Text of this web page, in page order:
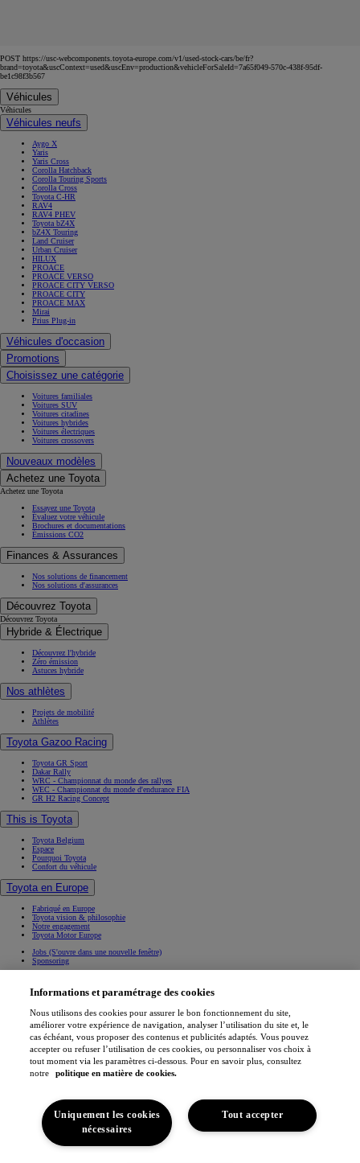
POST https://usc-webcomponents.toyota-europe.com/v1/used-stock-cars/be/fr?
brand=toyota&uscContext=used&uscEnv=production&vehicleForSaleId=7a65f049-570c-438f-95df-
be1c98f3b567
Véhicules
Véhicules
Véhicules neufs
Aygo X
Yaris
Yaris Cross
Corolla Hatchback
Corolla Touring Sports
Corolla Cross
Toyota C-HR
RAV4
RAV4 PHEV
Toyota bZ4X
bZ4X Touring
Land Cruiser
Urban Cruiser
HILUX
PROACE
PROACE VERSO
PROACE CITY VERSO
PROACE CITY
PROACE MAX
Mirai
Prius Plug-in
Véhicules d'occasion
Promotions
Choisissez une catégorie
Voitures familiales
Voitures SUV
Voitures citadines
Voitures hybrides
Voitures électriques
Voitures crossovers
Nouveaux modèles
Achetez une Toyota
Achetez une Toyota
Essayez une Toyota
Évaluez votre véhicule
Brochures et documentations
Émissions CO2
Finances & Assurances
Nos solutions de financement
Nos solutions d'assurances
Découvrez Toyota
Découvrez Toyota
Hybride & Électrique
Découvrez l'hybride
Zéro émission
Astuces hybride
Nos athlètes
Projets de mobilité
Athlètes
Toyota Gazoo Racing
Toyota GR Sport
Dakar Rally
WRC - Championnat du monde des rallyes
WEC - Championnat du monde d'endurance FIA
GR H2 Racing Concept
This is Toyota
Toyota Belgium
Espace
Pourquoi Toyota
Confort du véhicule
Toyota en Europe
Fabriqué en Europe
Toyota vision & philosophie
Notre engagement
Toyota Motor Europe
Jobs (S'ouvre dans une nouvelle fenêtre)
Sponsoring
Contact & Infos
Trouvez un concessionnaire
Rendez-vous entretien
Rendez-vous en concession(S'ouvre dans une nouvelle fenêtre)
Contactez-nous
Nos concessionnaires
Support (FAQ)
Mentions légales
Cookies
Accessibilité
Professionnels
Application My Toyota
(S'ouvre dans une nouvelle fenêtre)
Informations et paramétrage des cookies
Nous utilisons des cookies pour assurer le bon fonctionnement du site,
améliorer votre expérience de navigation, analyser l’utilisation du site et, le
cas échéant, vous proposer des contenus et publicités adaptés. Vous pouvez
accepter ou refuser l’utilisation de ces cookies, ou personnaliser vos choix à
tout moment via les paramètres ci-dessous. Pour en savoir plus, consultez
notre
politique en matière de cookies.
Tout accepter
Uniquement les cookies
nécessaires